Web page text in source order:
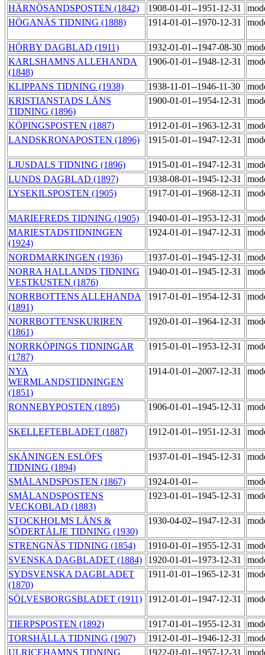
HÄRNÖSANDSPOSTEN (1842) 1908-01-01--1951-12-31
HÖGANÄS TIDNING (1888)
1914-01-01--1970-12-31
HÖRBY DAGBLAD (1911) 1932-01-01--1947-08-30
KARLSHAMNS ALLEHANDA
(1848)
1906-01-01--1948-12-31
KLIPPANS TIDNING (1938) 1938-11-01--1946-11-30
KRISTIANSTADS LÄNS
TIDNING (1896)
1900-01-01--1954-12-31
KÖPINGSPOSTEN (1887) 1912-01-01--1963-12-31
LANDSKRONAPOSTEN (1896)
1915-01-01--1947-12-31
LJUSDALS TIDNING (1896) 1915-01-01--1947-12-31
LUNDS DAGBLAD (1897)
1938-08-01--1945-12-31
LYSEKILSPOSTEN (1905)
1917-01-01--1968-12-31
MARIEFREDS TIDNING (1905) 1940-01-01--1953-12-31
MARIESTADSTIDNINGEN
(1924)
1924-01-01--1947-12-31
NORDMARKINGEN (1936) 1937-01-01--1945-12-31
NORRA HALLANDS TIDNING
VESTKUSTEN (1876)
1940-01-01--1945-12-31
NORRBOTTENS ALLEHANDA
(1891)
1917-01-01--1954-12-31
NORRBOTTENSKURIREN
(1861)
1920-01-01--1964-12-31
NORRKÖPINGS TIDNINGAR
(1787)
1915-01-01--1953-12-31
NYA
WERMLANDSTIDNINGEN
(1851)
1914-01-01--2007-12-31
RONNEBYPOSTEN (1895) 1906-01-01--1945-12-31
SKELLEFTEBLADET (1887) 1912-01-01--1951-12-31
SKÅNINGEN ESLÖFS
TIDNING (1894)
1937-01-01--1945-12-31
SMÅLANDSPOSTEN (1867) 1924-01-01--
SMÅLANDSPOSTENS
VECKOBLAD (1883)
1923-01-01--1945-12-31
STOCKHOLMS LÄNS &
SÖDERTÄLJE TIDNING (1930)
1930-04-02--1947-12-31
STRENGNÄS TIDNING (1854) 1910-01-01--1955-12-31
SVENSKA DAGBLADET (1884)
1920-01-01--1973-12-31
SYDSVENSKA DAGBLADET
(1870)
1911-01-01--1965-12-31
SÖLVESBORGSBLADET (1911) 1912-01-01--1947-12-31
TIERPSPOSTEN (1892) 1917-01-01--1955-12-31
TORSHÄLLA TIDNING (1907)
1912-01-01--1946-12-31
ULRICEHAMNS TIDNING
1922-01-01--1957-12-31